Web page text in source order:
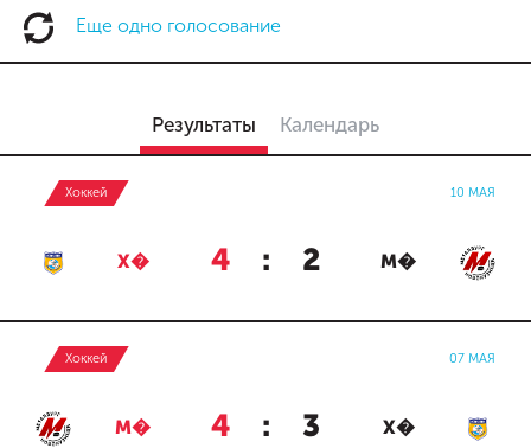
Еще одно голосование
Результаты Календарь
Хоккей 10 МАЯ
Х� 4 : 2 М�
Хоккей 07 МАЯ
М� 4 : 3 Х�